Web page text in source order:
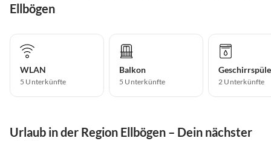
Ellbögen
WLAN
5 Unterkünfte
Balkon
5 Unterkünfte 2 Unterkünfte
Urlaub in der Region Ellbögen – Dein nächster